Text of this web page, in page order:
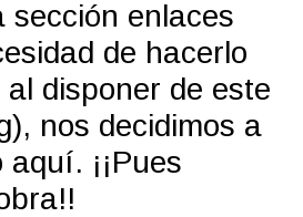
sección enlaces
de hacerlo
disponer de este
nos decidimos a
¡¡Pues